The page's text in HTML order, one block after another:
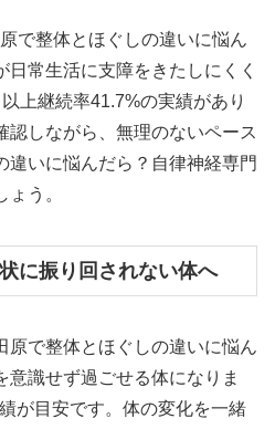
で整体とほぐしの違いに悩ん
常生活に支障をきたしにくく
上継続率41.7%の実績があり
認しながら、無理のないペース
違いに悩んだら？自律神経専門
う。
に振り回されない体へ
原で整体とほぐしの違いに悩ん
意識せず過ごせる体になりま
が目安です。体の変化を一緒